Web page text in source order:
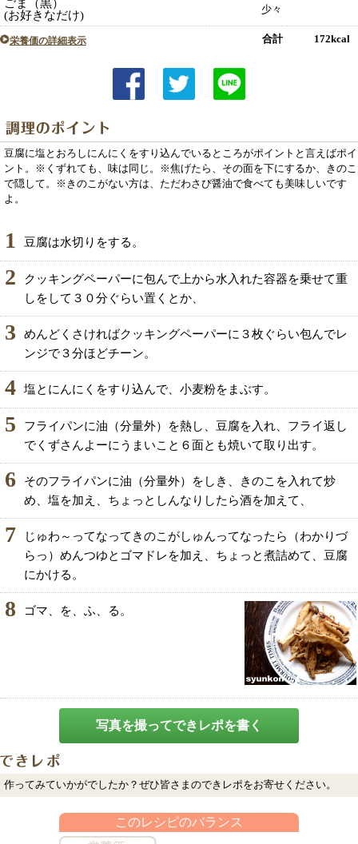
ごま（黒）
(お好きなだけ)
少々
栄養価の詳細表示 合計 172kcal
豆腐に塩とおろしにんにくをすり込んでいるところがポイントと言えばポイ
ント。※くずれても、味は同じ。※焦げたら、その面を下にするか、きのこ
で隠して。※きのこがない方は、ただわさび醤油で食べても美味しいです
よ。
1 豆腐は水切りをする。
2
クッキングペーパーに包んで上から水入れた容器を乗せて重
しをして３０分ぐらい置くとか、
3
めんどくさければクッキングペーパーに３枚ぐらい包んでレ
ンジで３分ほどチーン。
4 塩とにんにくをすり込んで、小麦粉をまぶす。
5
フライパンに油（分量外）を熱し、豆腐を入れ、フライ返し
でくずさんよーにうまいこと６面とも焼いて取り出す。
6
そのフライパンに油（分量外）をしき、きのこを入れて炒
め、塩を加え、ちょっとしんなりしたら酒を加えて、
7
じゅわ～ってなってきのこがしゅんってなったら（わかりづ
らっ）めんつゆとゴマドレを加え、ちょっと煮詰めて、豆腐
にかける。
8 ゴマ、を、ふ、る。
写真を撮ってできレポを書く
作ってみていかがでしたか？ぜひ皆さまのできレポをお寄せください。
このレシピのバランス